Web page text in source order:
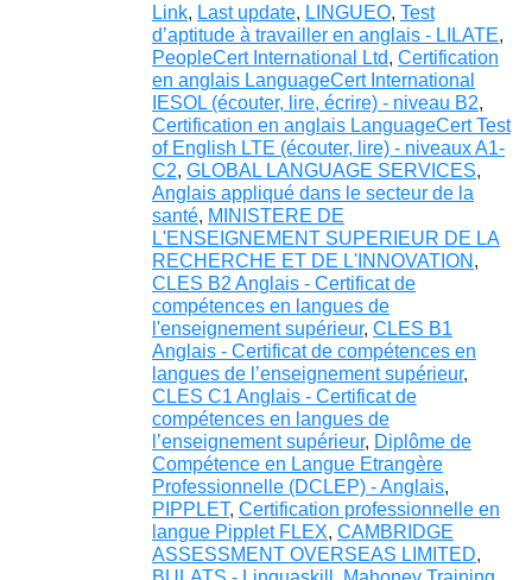
Link, Last update, LINGUEO, Test
d’aptitude à travailler en anglais - LILATE,
PeopleCert International Ltd, Certification
en anglais LanguageCert International
IESOL (écouter, lire, écrire) - niveau B2,
Certification en anglais LanguageCert Test
of English LTE (écouter, lire) - niveaux A1-
C2, GLOBAL LANGUAGE SERVICES,
Anglais appliqué dans le secteur de la
santé, MINISTERE DE
L'ENSEIGNEMENT SUPERIEUR DE LA
RECHERCHE ET DE L'INNOVATION ,
CLES B2 Anglais - Certificat de
compétences en langues de
l'enseignement supérieur, CLES B1
Anglais - Certificat de compétences en
langues de l’enseignement supérieur,
CLES C1 Anglais - Certificat de
compétences en langues de
l’enseignement supérieur, Diplôme de
Compétence en Langue Etrangère
Professionnelle (DCLEP) - Anglais,
PIPPLET, Certification professionnelle en
langue Pipplet FLEX, CAMBRIDGE
ASSESSMENT OVERSEAS LIMITED,